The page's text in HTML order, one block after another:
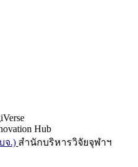
Hub
จ.) สำนักบริหารวิจัยจุฬาฯ